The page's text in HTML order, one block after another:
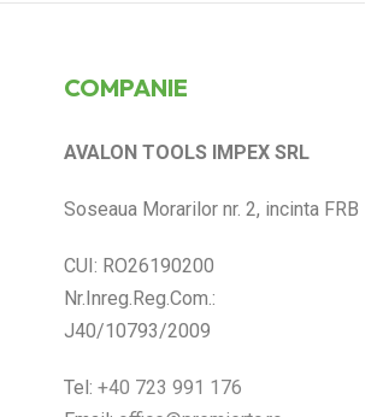
COMPANIE
AVALON TOOLS IMPEX SRL
Soseaua Morarilor nr. 2, incinta FRB
CUI: RO26190200
Nr.Inreg.Reg.Com.:
J40/10793/2009
Tel:+40 723 991 176